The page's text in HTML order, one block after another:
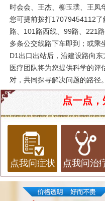
时会会、王杰、柳玉璞、王凤
您可提前拨打17079454112
路、101路西线、99路、221
多条公交线路下车即到；或乘
D1出口出站后，沿建设路向
医疗团队将为您提供科学的评
对，共同探寻解决问题的路径。
点一点
点我问症状 点我问治